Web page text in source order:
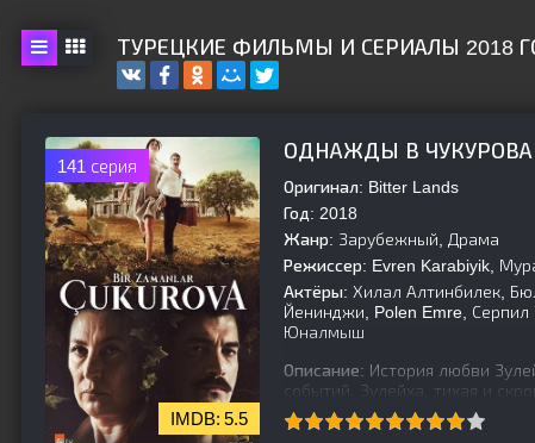
ТУРЕЦКИЕ ФИЛЬМЫ И СЕРИАЛЫ 2018
141 серия
5.5
ОДНАЖДЫ В ЧУКУРОВА
Оригинал: Bitter Lands
Год: 2018
Жанр: Зарубежный, Драма
Режиссер: Evren Karabiyik,
Актёры: Хилал Алтинбилек,
Йенинджи, Polen Emre, Серпил
Юналмыш
Описание: История любви
событий. Зулейха, тихая и
влюбляется в автомеханика